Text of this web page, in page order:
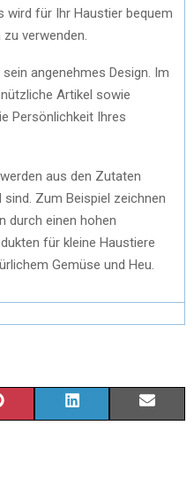
wird für Ihr Haustier bequem
verwenden.
angenehmes Design. Im
Artikel sowie
Persönlichkeit Ihres
aus den Zutaten
Zum Beispiel zeichnen
durch einen hohen
für kleine Haustiere
Gemüse und Heu.